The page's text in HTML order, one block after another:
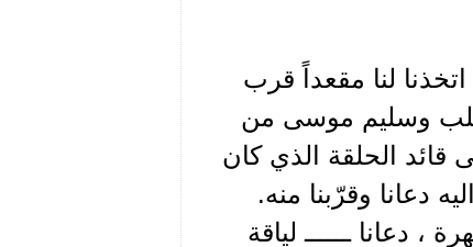
لنا مقعداً قرب
حلب وسليم موسى من
الحلقة الذي كان
دعانا وقرّبنا منه.
دعانا ــــــ لياقة